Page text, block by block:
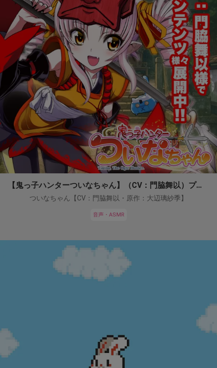
【鬼っ子ハンターついなちゃん】（CV：門脇舞以）プロジェクト！
ついなちゃん【CV：門脇舞以・原作：大辺璃紗季】
音声・ASMR